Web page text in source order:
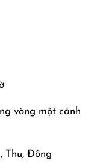
vòng một cánh
Thu, Đông